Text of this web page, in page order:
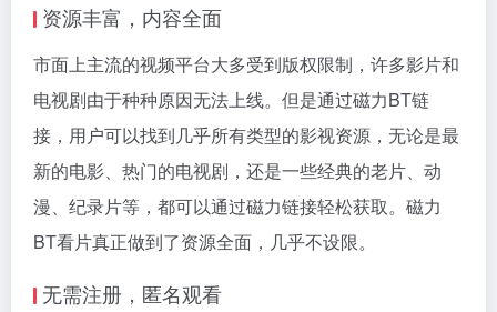
资源丰富，内容全面
市面上主流的视频平台大多受到版权限制，许多影片和
电视剧由于种种原因无法上线。但是通过磁力BT链
接，用户可以找到几乎所有类型的影视资源，无论是最
新的电影、热门的电视剧，还是一些经典的老片、动
漫、纪录片等，都可以通过磁力链接轻松获取。磁力
BT看片真正做到了资源全面，几乎不设限。
无需注册，匿名观看